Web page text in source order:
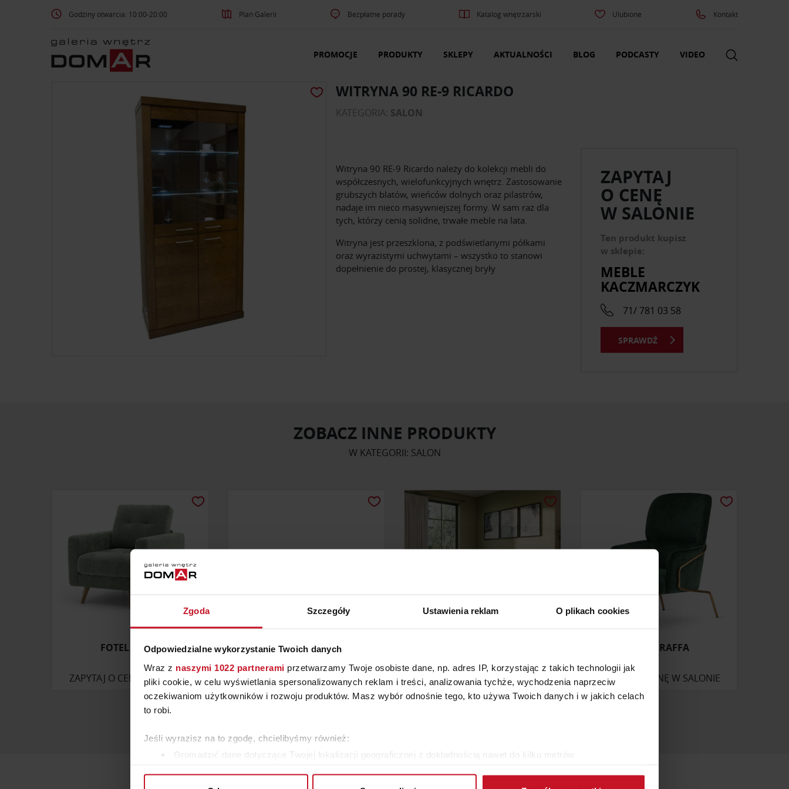
Zgoda Szczegóły Ustawienia reklam O plikach cookies
Odpowiedzialne wykorzystanie Twoich danych
Wraz z naszymi 1022 partnerami przetwarzamy Twoje osobiste dane, np. adres IP, korzystając z takich technologii jak
pliki cookie, w celu wyświetlania spersonalizowanych reklam i treści, analizowania tychże, wychodzenia naprzeciw
oczekiwaniom użytkowników i rozwoju produktów. Masz wybór odnośnie tego, kto używa Twoich danych i w jakich celach
to robi.
Jeśli wyrazisz na to zgodę, chcielibyśmy również:
Gromadzić dane dotyczące Twojej lokalizacji geograficznej z dokładnością nawet do kilku metrów
Godziny otwarcia: 10:00-20:00 Plan Galerii Bezpłatne porady Katalog wnętrzarski Ulubione Kontakt
PROMOCJE PRODUKTY SKLEPY AKTUALNOŚCI BLOG PODCASTY VIDEO
WITRYNA 90 RE-9 RICARDO
KATEGORIA: SALON
Witryna 90 RE-9 Ricardo należy do kolekcji mebli do
współczesnych, wielofunkcyjnych wnętrz. Zastosowanie
grubszych blatów, wieńców dolnych oraz pilastrów,
nadaje im nieco masywniejszej formy. W sam raz dla
tych, którzy cenią solidne, trwałe meble na lata.
Witryna jest przeszklona, z podświetlanymi półkami
oraz wyrazistymi uchwytami – wszystko to stanowi
dopełnienie do prostej, klasycznej bryły
ZAPYTAJ
O CENĘ
W SALONIE
Ten produkt kupisz
w sklepie:
MEBLE
KACZMARCZYK
71/ 781 03 58
SPRAWDŹ
ZOBACZ INNE PRODUKTY
W KATEGORII: SALON
FOTEL BOHO
ZAPYTAJ O CENĘ W SALONIE
PUF PIATTO
ZAPYTAJ O CENĘ W SALONIE
C143
ZAPYTAJ O CENĘ W SALONIE
FOTEL RAFFA
ZAPYTAJ O CENĘ W SALONIE